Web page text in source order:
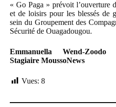
« Go Paga » prévoit l’ouverture
et de loisirs pour les blessés de
sein du Groupement des
Sécurité de Ouagadougou.
Emmanuella Wend-Zoodo
Stagiaire MoussoNews
Vues: 8